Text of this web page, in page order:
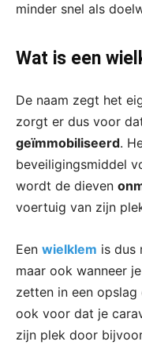
minder snel als
Wat is een
De naam zegt het
zorgt er dus voor
geïmmobiliseerd.
beveiligingsmiddel
wordt de dieven
voertuig van zijn
Een wielklem is dus
maar ook wanneer
zetten in een
ook voor dat je
zijn plek door